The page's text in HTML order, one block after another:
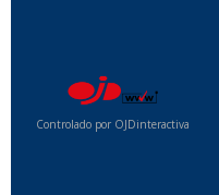
Controlado por OJDinteractiva